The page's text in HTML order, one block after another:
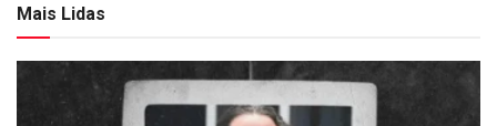
Mais Lidas